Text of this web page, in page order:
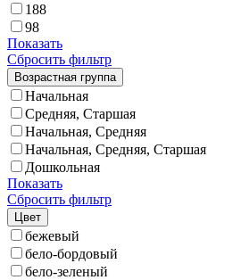
188
98
Показать
Сбросить фильтр
Возрастная группа
Начальная
Средняя, Старшая
Начальная, Средняя
Начальная, Средняя, Старшая
Дошкольная
Показать
Сбросить фильтр
Цвет
бежевый
бело-бордовый
бело-зеленый